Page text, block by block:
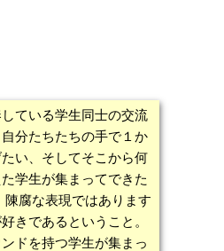
ている学生同士の交流
分たちたちの手で１か
い、そしてそこから何
学生が集まってできた
陳腐な表現ではあります
きであるということ。
ドを持つ学生が集まっ